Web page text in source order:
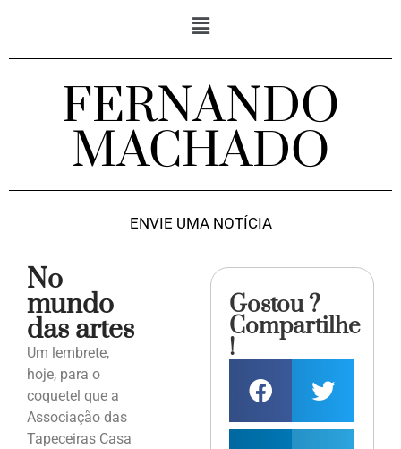
FERNANDO
MACHADO
ENVIE UMA NOTÍCIA
No
mundo
das artes
Um lembrete,
hoje, para o
coquetel que a
Associação das
Tapeceiras Casa
Gostou ?
Compartilhe
!